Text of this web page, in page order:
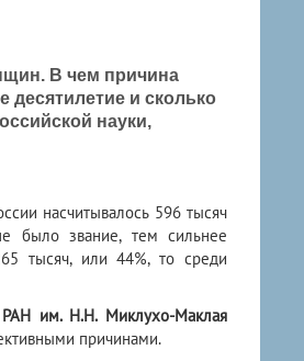
В чем причина
десятилетие и сколько
науки,
насчитывалось 596 тысяч
было звание, тем сильнее
тысяч, или 44%, то среди
РАН им. Н.Н. Миклухо-Маклая
причинами.